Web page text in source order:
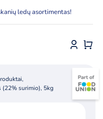
ledų asortimentas!
(22% surimio), 5kg